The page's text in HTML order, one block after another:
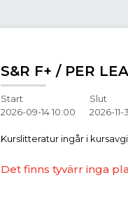
S&R F+ / PER
Start
2026-09-14 10:00
Slut
2026-11-
Kurslitteratur ingår i
Det finns tyvärr inga